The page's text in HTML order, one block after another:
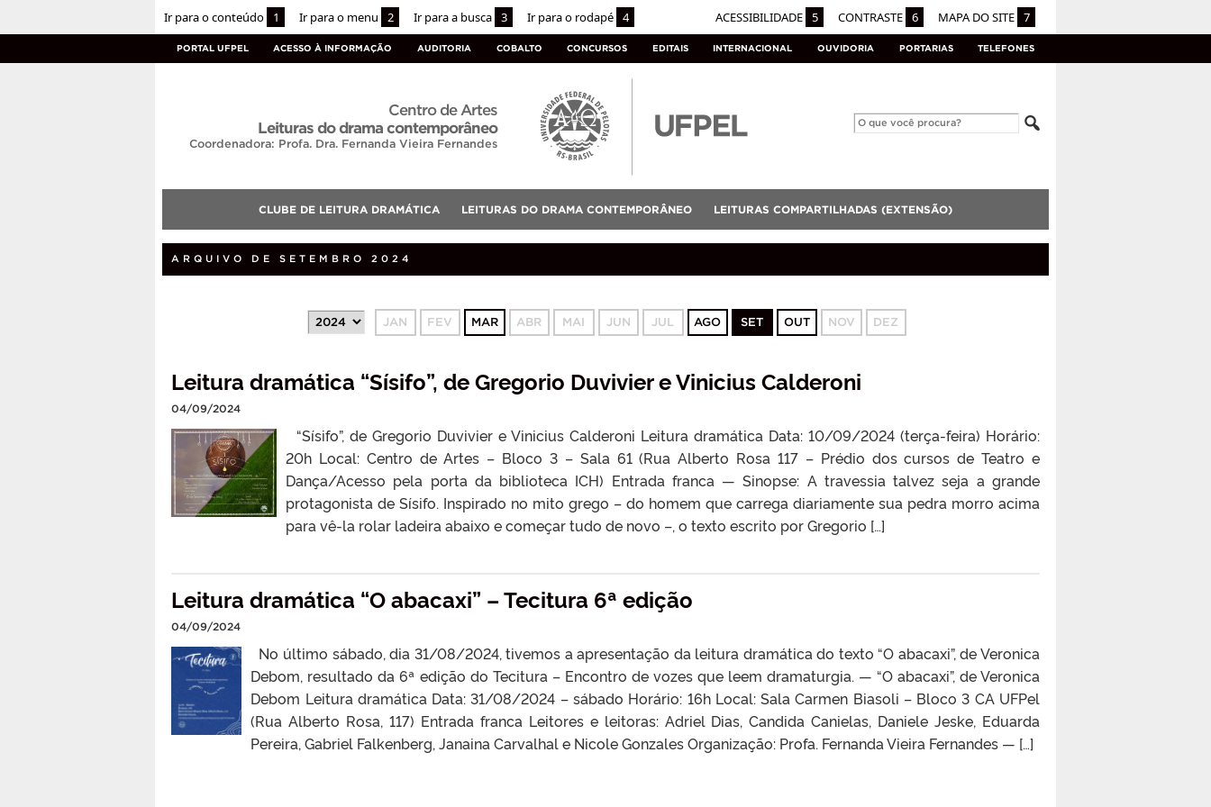
Ir para o conteúdo 1 Ir para o menu 2 Ir para a busca 3 Ir para o rodapé 4 ACESSIBILIDADE 5 CONTRASTE 6 MAPA DO SITE 7
PORTAL UFPEL ACESSO À INFORMAÇÃO AUDITORIA COBALTO CONCURSOS EDITAIS INTERNACIONAL OUVIDORIA PORTARIAS TELEFONES
Centro de Artes
Leituras do drama contemporâneo
Coordenadora: Profa. Dra. Fernanda Vieira Fernandes
CLUBE DE LEITURA DRAMÁTICA LEITURAS DO DRAMA CONTEMPORÂNEO LEITURAS COMPARTILHADAS (EXTENSÃO)
ARQUIVO DE SETEMBRO 2024
JAN FEV MAR ABR MAI JUN JUL AGO SET OUT NOV DEZ
Leitura dramática “Sísifo”, de Gregorio Duvivier e Vinicius Calderoni
04/09/2024
“Sísifo”, de Gregorio Duvivier e Vinicius Calderoni Leitura dramática Data: 10/09/2024 (terça-feira) Horário:
20h Local: Centro de Artes – Bloco 3 – Sala 61 (Rua Alberto Rosa 117 – Prédio dos cursos de Teatro e
Dança/Acesso pela porta da biblioteca ICH) Entrada franca — Sinopse: A travessia talvez seja a grande
protagonista de Sísifo. Inspirado no mito grego – do homem que carrega diariamente sua pedra morro acima
para vê-la rolar ladeira abaixo e começar tudo de novo –, o texto escrito por Gregorio […]
Leitura dramática “O abacaxi” – Tecitura 6ª edição
04/09/2024
No último sábado, dia 31/08/2024, tivemos a apresentação da leitura dramática do texto “O abacaxi”, de Veronica
Debom, resultado da 6ª edição do Tecitura – Encontro de vozes que leem dramaturgia. — “O abacaxi”, de Veronica
Debom Leitura dramática Data: 31/08/2024 – sábado Horário: 16h Local: Sala Carmen Biasoli – Bloco 3 CA UFPel
(Rua Alberto Rosa, 117) Entrada franca Leitores e leitoras: Adriel Dias, Candida Canielas, Daniele Jeske, Eduarda
Pereira, Gabriel Falkenberg, Janaina Carvalhal e Nicole Gonzales Organização: Profa. Fernanda Vieira Fernandes — […]